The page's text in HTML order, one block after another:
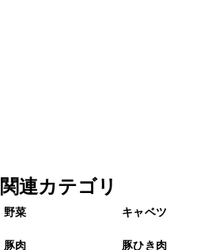
関連カテゴリ
野菜 キャベツ
豚肉 豚ひき肉